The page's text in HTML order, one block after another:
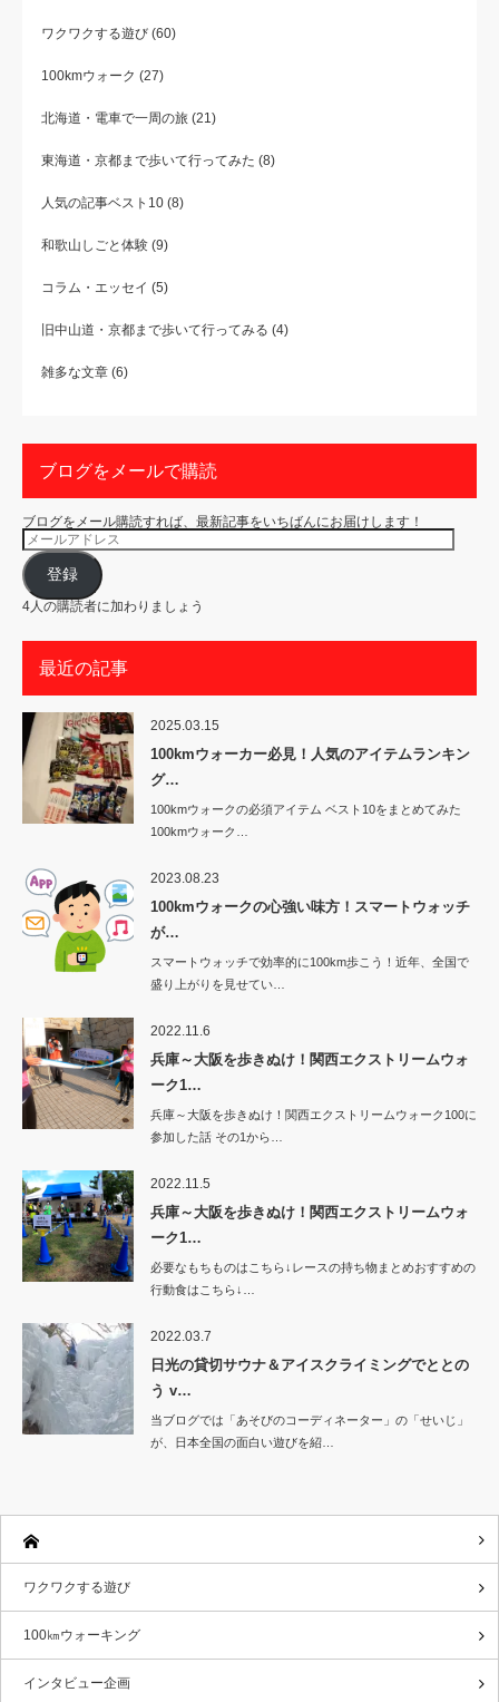
ワクワクする遊び (60)
100kmウォーク (27)
北海道・電車で一周の旅 (21)
東海道・京都まで歩いて行ってみた (8)
人気の記事ベスト10 (8)
和歌山しごと体験 (9)
コラム・エッセイ (5)
旧中山道・京都まで歩いて行ってみる (4)
雑多な文章 (6)
ブログをメールで購読
ブログをメール購読すれば、最新記事をいちばんにお届けします！
メ
ー
ル
ア
ド
レ
ス
登録
4人の購読者に加わりましょう
最近の記事
2025.03.15
100kmウォーカー必見！人気のアイテムランキン
グ…
100kmウォークの必須アイテム ベスト10をまとめてみた
100kmウォーク…
2023.08.23
100kmウォークの心強い味方！スマートウォッチ
が…
スマートウォッチで効率的に100km歩こう！近年、全国で
盛り上がりを見せてい…
2022.11.6
兵庫～大阪を歩きぬけ！関西エクストリームウォ
ーク1…
兵庫～大阪を歩きぬけ！関西エクストリームウォーク100に
参加した話 その1から…
2022.11.5
兵庫～大阪を歩きぬけ！関西エクストリームウォ
ーク1…
必要なもちものはこちら↓レースの持ち物まとめおすすめの
行動食はこちら↓…
2022.03.7
日光の貸切サウナ＆アイスクライミングでととの
う v…
当ブログでは「あそびのコーディネーター」の「せいじ」
が、日本全国の面白い遊びを紹…
ワクワクする遊び
100㎞ウォーキング
インタビュー企画